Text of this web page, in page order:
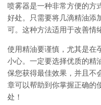
喷雾器是一种非常方便的方
好处。只需要将几滴精油添
可。这种方法适用于改善情
使用精油要谨慎，尤其是在
小心。一定要选择优质的精
保您获得最佳效果，并且不
章可以帮助到你掌握正确的
处！